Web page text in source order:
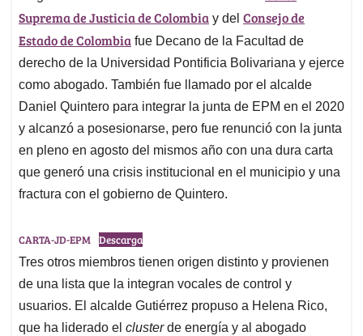
Suprema de Justicia de Colombia y del Consejo de
Estado de Colombia fue Decano de la Facultad de
derecho de la Universidad Pontificia Bolivariana y ejerce
como abogado. También fue llamado por el alcalde
Daniel Quintero para integrar la junta de EPM en el 2020
y alcanzó a posesionarse, pero fue renunció con la junta
en pleno en agosto del mismos año con una dura carta
que generó una crisis institucional en el municipio y una
fractura con el gobierno de Quintero.
CARTA-JD-EPM Descarga
Tres otros miembros tienen origen distinto y provienen
de una lista que la integran vocales de control y
usuarios. El alcalde Gutiérrez propuso a Helena Rico,
que ha liderado el clusterde energía y al abogado